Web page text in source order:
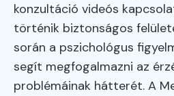
konzultáció videós
történik biztonságos
során a pszichológus
segít megfogalmazni az
problémáinak hátterét. A